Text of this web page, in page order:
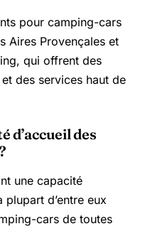
pour camping-cars
Aires Provençales et
qui offrent des
des services haut de
d’accueil des
une capacité
plupart d’entre eux
cars de toutes